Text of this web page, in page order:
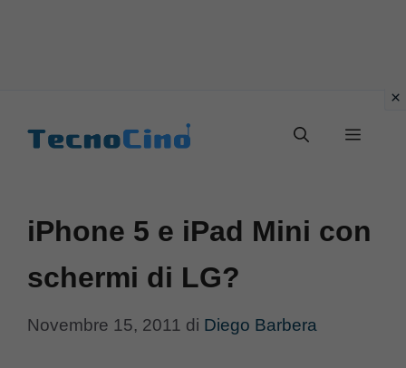
Menu
iPhone 5 e iPad Mini con
schermi di LG?
Novembre 15, 2011 di Diego Barbera